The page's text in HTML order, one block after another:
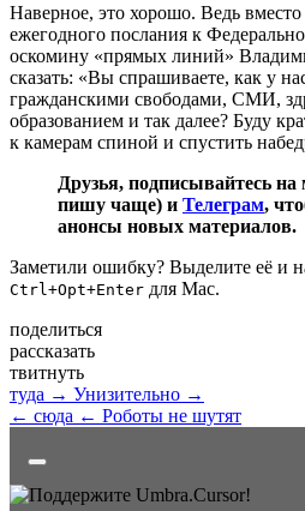
Наверное, это хорошо. Ведь
ежегодного послания к
оскомину «прямых линий»
сказать: «Вы спрашиваете, как у
гражданскими свободами, СМИ,
образованием и так далее? Буду
к камерам спиной и спустить
Друзья, подписывайтесь на
пишу чаще) и Телеграм,
анонсы новых материалов.
Заметили ошибку? Выделите её и
Ctrl+Opt+Enter для Mac.
поделиться
рассказать
твитнуть
туда → Унизительно →
← сюда ← Роботы не шутят